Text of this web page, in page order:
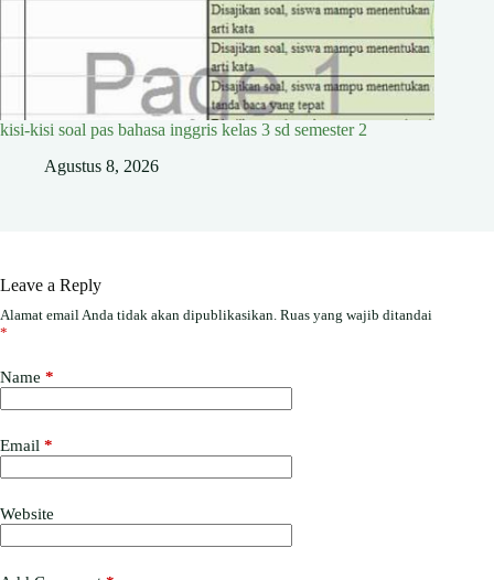
kisi-kisi soal pas bahasa inggris kelas 3 sd semester 2
Agustus 8, 2026
Leave a Reply
Alamat email Anda tidak akan dipublikasikan. Ruas yang wajib ditandai
*
Name *
Email *
Website